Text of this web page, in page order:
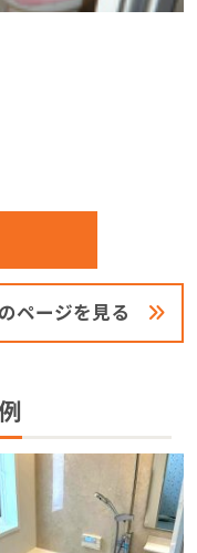
ページを見る